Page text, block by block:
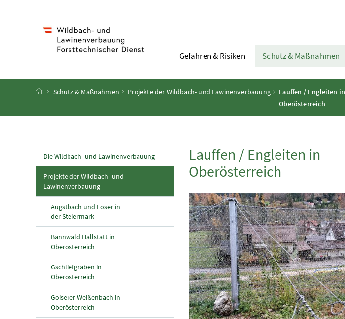
Gefahren & Risiken Schutz & Maßnahmen
Startseite
Schutz & Maßnahmen Projekte der Wildbach- und Lawinenverbauung
Lauffen / Engleiten in
Oberösterreich
Die Wildbach- und Lawinenverbauung
Projekte der Wildbach- und
Lawinenverbauung(aktuelle Seite)
Augstbach und Loser in
der Steiermark
Bannwald Hallstatt in
Oberösterreich
Gschliefgraben in
Oberösterreich
Goiserer Weißenbach in
Oberösterreich
Lauffen / Engleiten in
Oberösterreich